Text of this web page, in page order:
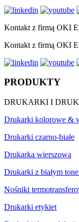
Kontakt z firmą OKI
Kontakt z firmą OKI
PRODUKTY
DRUKARKI I
Drukarki kolorowe &
Drukarki czarno-białe
Drukarka wierszowa
Drukarki z białym
Nośniki
Drukarki etykiet